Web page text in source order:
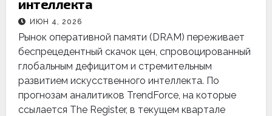
интеллекта
ИЮН 4, 2026
Рынок оперативной памяти (DRAM) переживает
беспрецедентный скачок цен, спровоцированный
глобальным дефицитом и стремительным
развитием искусственного интеллекта. По
прогнозам аналитиков TrendForce, на которые
ссылается The Register, в текущем квартале